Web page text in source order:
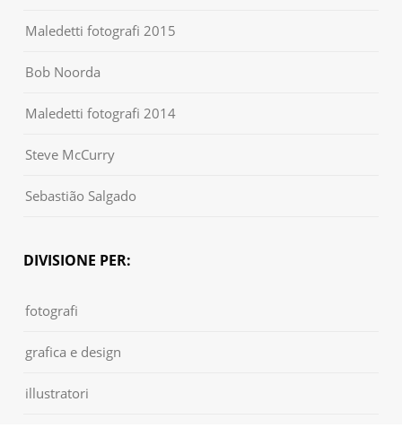
Maledetti fotografi 2015
Bob Noorda
Maledetti fotografi 2014
Steve McCurry
Sebastião Salgado
DIVISIONE PER:
fotografi
grafica e design
illustratori